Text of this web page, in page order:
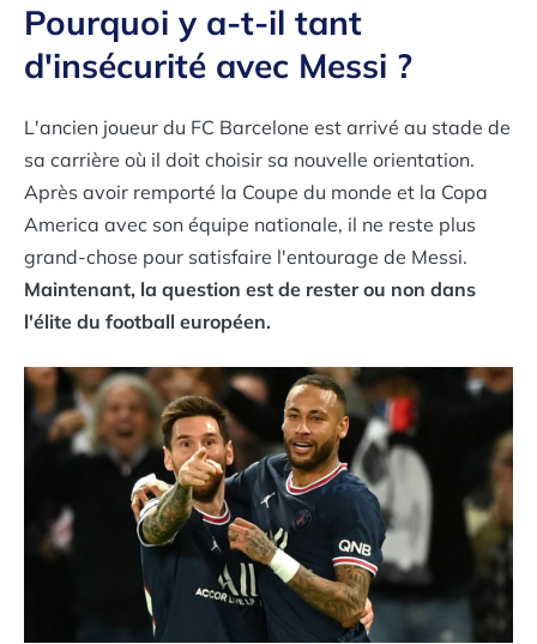
Pourquoi y a-t-il tant
d'insécurité avec Messi ?
L'ancien joueur du FC Barcelone est arrivé au stade de
sa carrière où il doit choisir sa nouvelle orientation.
Après avoir remporté la Coupe du monde et la Copa
America avec son équipe nationale, il ne reste plus
grand-chose pour satisfaire l'entourage de Messi.
Maintenant, la question est de rester ou non dans
l'élite du football européen.